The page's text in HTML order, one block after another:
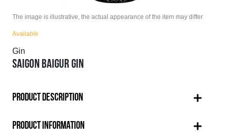
The image is illustrative, the actual appearance of the item may differ
Available
Gin
SAIGON BAIGUR GIN
PRODUCT DESCRIPTION
PRODUCT INFORMATION